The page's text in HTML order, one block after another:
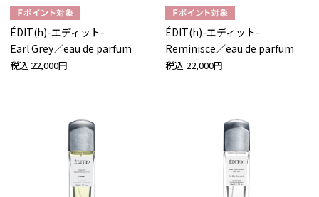
ÉDIT(h)-エディット-
Earl Grey／eau de parfum
税込 22,000円
ÉDIT(h)-エディット-
Reminisce／eau de parfum
税込 22,000円